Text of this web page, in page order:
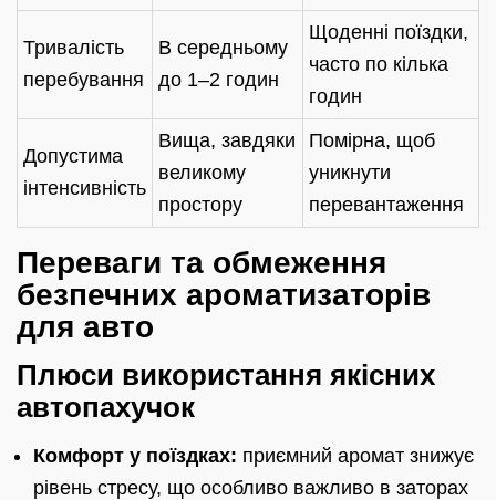
Тривалість
перебування
В середньому
до 1–2 годин
Щоденні поїздки,
часто по кілька
годин
Допустима
інтенсивність
Вища, завдяки
великому
простору
Помірна, щоб
уникнути
перевантаження
Переваги та обмеження
безпечних ароматизаторів
для авто
Плюси використання якісних
автопахучок
Комфорт у поїздках: приємний аромат знижує
рівень стресу, що особливо важливо в заторах